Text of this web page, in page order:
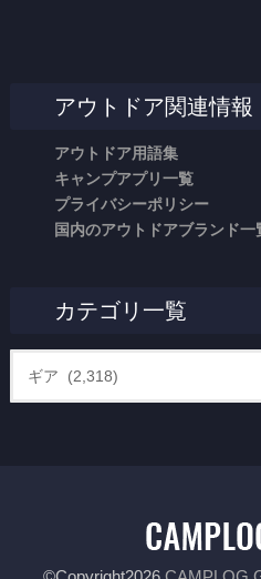
アウトドア関連情報
アウトドア用語集
キャンプアプリ一覧
プライバシーポリシー
国内のアウトドアブランド一
カテゴリ一覧